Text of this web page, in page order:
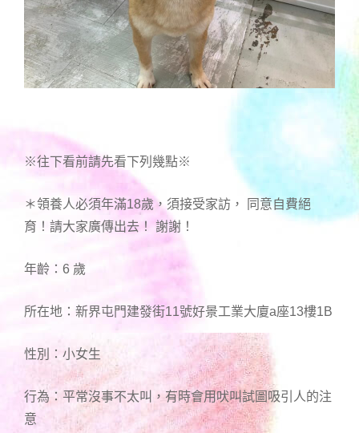
※往下看前請先看下列幾點※
＊領養人必須年滿18歲，須接受家訪， 同意自費絕
育！請大家廣傳出去！ 謝謝！
年齡：6 歲
所在地：新界屯門建發街11號好景工業大廈a座13樓1B
性別：小女生
行為：平常沒事不太叫，有時會用吠叫試圖吸引人的注
意